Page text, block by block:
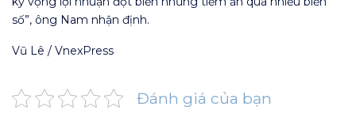
số”, ông Nam nhận định.
Vũ Lê / VnexPress
Đánh giá của bạn